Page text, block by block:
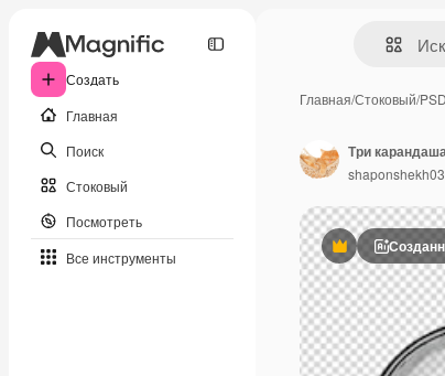
Создать
Главная
Поиск
Стоковый
Посмотреть
Все инструменты
Главная/Стоковый/PSD
Премиум
Три
shaponshekh03